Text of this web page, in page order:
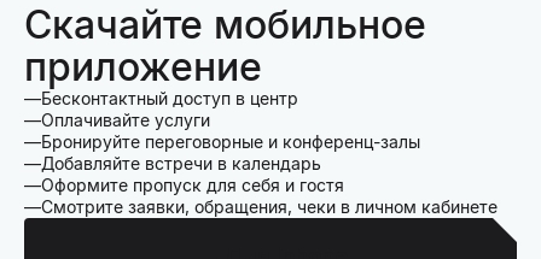
Скачайте мобильное
приложение
Бесконтактный доступ в центр
Оплачивайте услуги
Бронируйте переговорные и конференц-залы
Добавляйте встречи в календарь
Оформите пропуск для себя и гостя
Смотрите заявки, обращения, чеки в личном кабинете